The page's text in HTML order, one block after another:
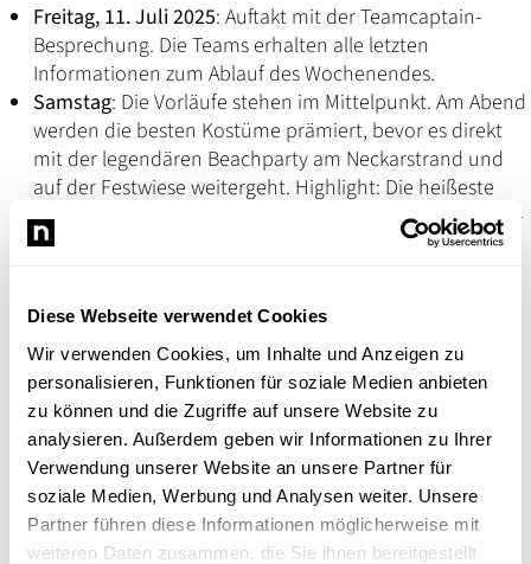
Diese Webseite verwendet Cookies
Wir verwenden Cookies, um Inhalte und Anzeigen zu
personalisieren, Funktionen für soziale Medien anbieten
zu können und die Zugriffe auf unsere Website zu
analysieren. Außerdem geben wir Informationen zu Ihrer
Verwendung unserer Website an unsere Partner für
soziale Medien, Werbung und Analysen weiter. Unsere
Partner führen diese Informationen möglicherweise mit
weiteren Daten zusammen, die Sie ihnen bereitgestellt
Freitag, 11. Juli 2025: Auftakt mit der Teamcaptain-
Besprechung. Die Teams erhalten alle letzten
Informationen zum Ablauf des Wochenendes.
Samstag: Die Vorläufe stehen im Mittelpunkt. Am Abend
werden die besten Kostüme prämiert, bevor es direkt
mit der legendären Beachparty am Neckarstrand und
auf der Festwiese weitergeht. Highlight: Die heißeste
Party des Jahres auf Ladenburgs schönster Partymeile –
Feiern und Tanzen garantiert!
einzelnen Klassen gekürt werden. Zum Abschluss
werden die besten Teams und Kostüme geehrt.
Besonderheiten
Sensationelle Kostümwettbewerbe für Teilnehmer
Tolles Rahmenprogramm für Zuschauer
Speisen, Getränke und Party auf der Festwiese
Mitreißende Atmosphäre und sportlicher Teamgeist